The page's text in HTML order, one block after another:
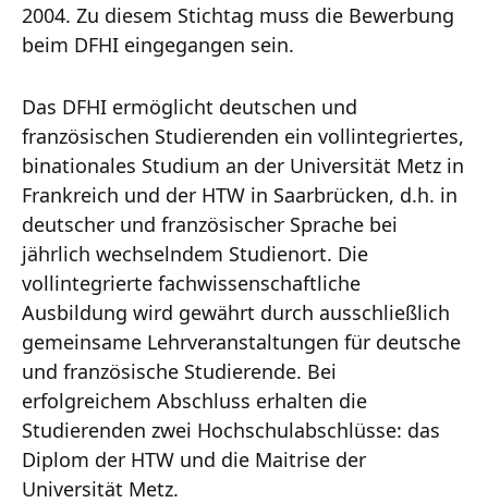
2004. Zu diesem Stichtag muss die Bewerbung
beim DFHI eingegangen sein.
Das DFHI ermöglicht deutschen und
französischen Studierenden ein vollintegriertes,
binationales Studium an der Universität Metz in
Frankreich und der HTW in Saarbrücken, d.h. in
deutscher und französischer Sprache bei
jährlich wechselndem Studienort. Die
vollintegrierte fachwissenschaftliche
Ausbildung wird gewährt durch ausschließlich
gemeinsame Lehrveranstaltungen für deutsche
und französische Studierende. Bei
erfolgreichem Abschluss erhalten die
Studierenden zwei Hochschulabschlüsse: das
Diplom der HTW und die Maitrise der
Universität Metz.